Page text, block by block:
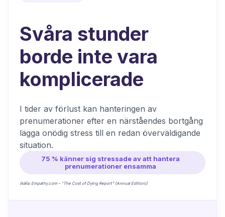
Svåra stunder
borde inte vara
komplicerade
I tider av förlust kan hanteringen av
prenumerationer efter en närståendes bortgång
lägga onödig stress till en redan överväldigande
situation.
75 % känner sig stressade av att hantera
prenumerationer ensamma
(källa: Empathy.com – “The Cost of Dying Report” (Annual Edition))